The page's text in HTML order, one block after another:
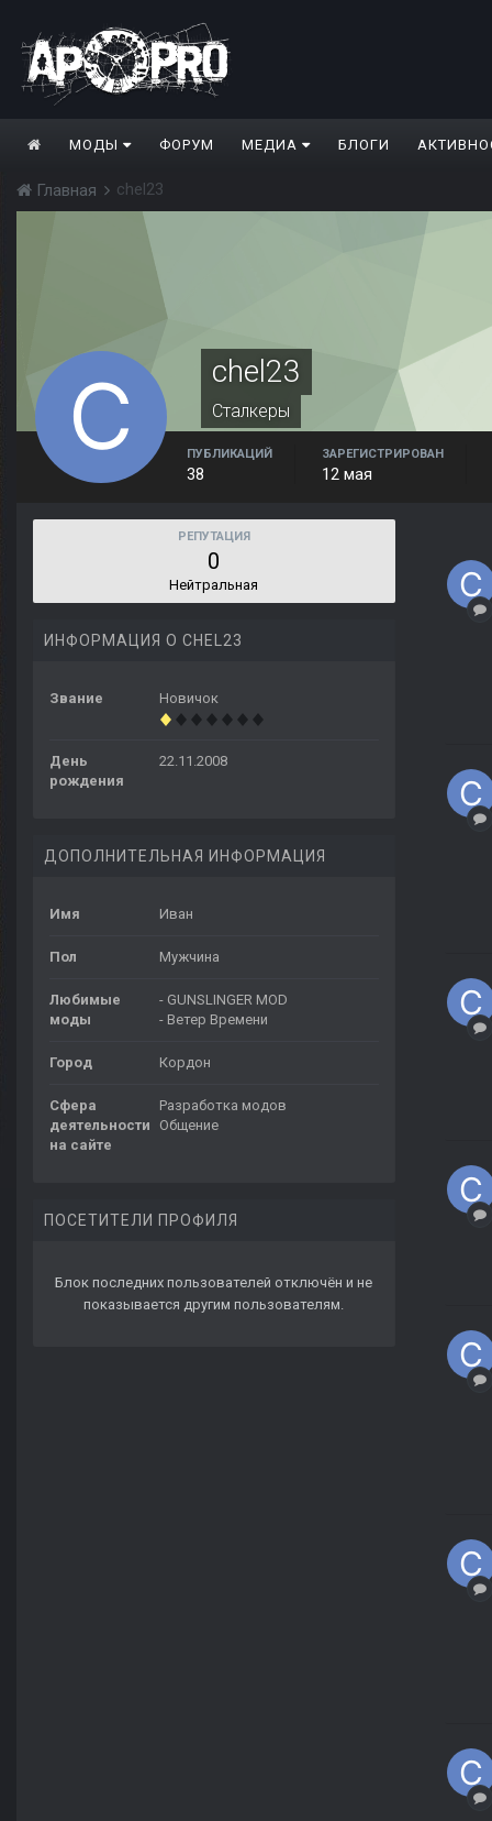
МОДЫ ФОРУМ МЕДИА БЛОГИ
Главная chel23
chel23
Сталкеры
ПУБЛИКАЦИЙ
38
ЗАРЕГИСТРИРОВАН
12 мая
РЕПУТАЦИЯ
0
Нейтральная
ИНФОРМАЦИЯ О CHEL23
Звание Новичок
День
рождения
22.11.2008
ДОПОЛНИТЕЛЬНАЯ ИНФОРМАЦИЯ
Имя Иван
Пол Мужчина
Любимые
моды
- GUNSLINGER MOD
- Ветер Времени
Город Кордон
Сфера
деятельности
на сайте
Разработка модов
Общение
ПОСЕТИТЕЛИ ПРОФИЛЯ
Блок последних пользователей отключён и не
показывается другим пользователям.